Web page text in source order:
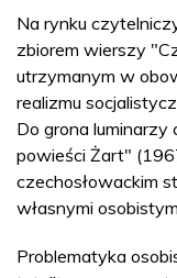
Na rynku
zbiorem wierszy
utrzymanym w
realizmu
Do grona luminarzy
powieści Żart"
czechosłowackim
własnymi
Problematyka